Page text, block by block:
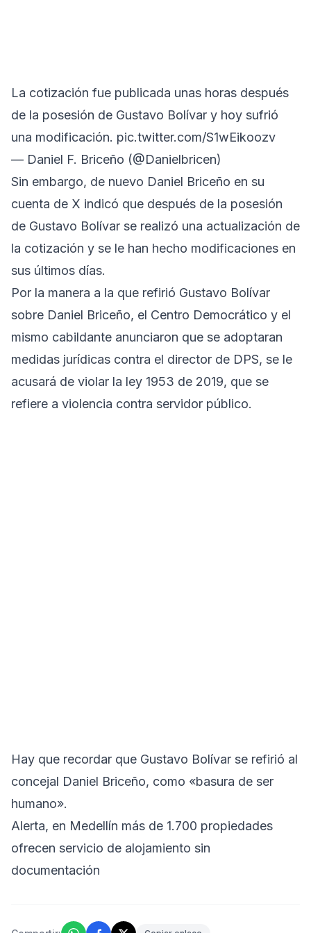
La cotización fue publicada unas horas después
de la posesión de Gustavo Bolívar y hoy sufrió
una modificación. pic.twitter.com/S1wEikoozv
— Daniel F. Briceño (@Danielbricen)
Sin embargo, de nuevo Daniel Briceño en su
cuenta de X indicó que después de la posesión
de Gustavo Bolívar se realizó una actualización de
la cotización y se le han hecho modificaciones en
sus últimos días.
Por la manera a la que refirió Gustavo Bolívar
sobre Daniel Briceño, el Centro Democrático y el
mismo cabildante anunciaron que se adoptaran
medidas jurídicas contra el director de DPS, se le
acusará de violar la ley 1953 de 2019, que se
refiere a violencia contra servidor público.
Hay que recordar que Gustavo Bolívar se refirió al
concejal Daniel Briceño, como «basura de ser
humano».
Alerta, en Medellín más de 1.700 propiedades
ofrecen servicio de alojamiento sin
documentación